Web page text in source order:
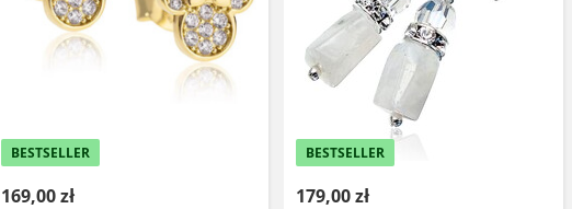
BESTSELLER
169,00 zł
BESTSELLER
179,00 zł